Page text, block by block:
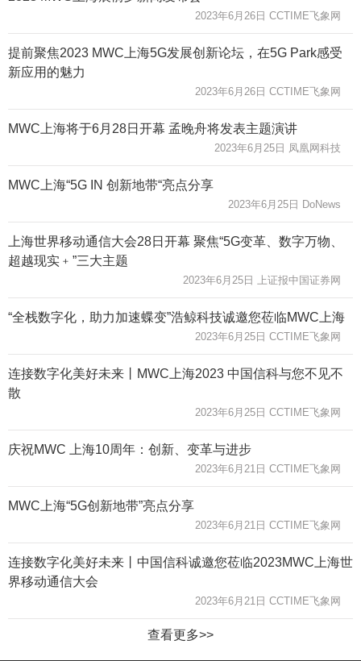
2023年6月26日 CCTIME飞象网
提前聚焦2023 MWC上海5G发展创新论坛，在5G Park感受
新应用的魅力
2023年6月26日 CCTIME飞象网
MWC上海将于6月28日开幕 孟晚舟将发表主题演讲
2023年6月25日 凤凰网科技
MWC上海“5G IN 创新地带“亮点分享
2023年6月25日 DoNews
上海世界移动通信大会28日开幕 聚焦“5G变革、数字万物、
超越现实﹢”三大主题
2023年6月25日 上证报中国证券网
“全栈数字化，助力加速蝶变”浩鲸科技诚邀您莅临MWC上海
2023年6月25日 CCTIME飞象网
连接数字化美好未来丨MWC上海2023 中国信科与您不见不
散
2023年6月25日 CCTIME飞象网
庆祝MWC 上海10周年：创新、变革与进步
2023年6月21日 CCTIME飞象网
MWC上海“5G创新地带”亮点分享
2023年6月21日 CCTIME飞象网
连接数字化美好未来丨中国信科诚邀您莅临2023MWC上海世
界移动通信大会
2023年6月21日 CCTIME飞象网
查看更多>>